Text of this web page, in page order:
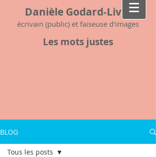
Danièle Godard-Livet
écrivain (public) et faiseuse d'images
Les mots justes
BLOG
Tous les posts